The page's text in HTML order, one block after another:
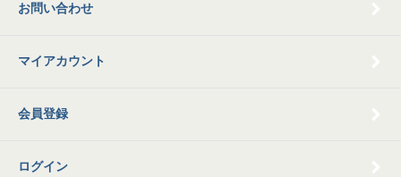
お問い合わせ
マイアカウント
会員登録
ログイン